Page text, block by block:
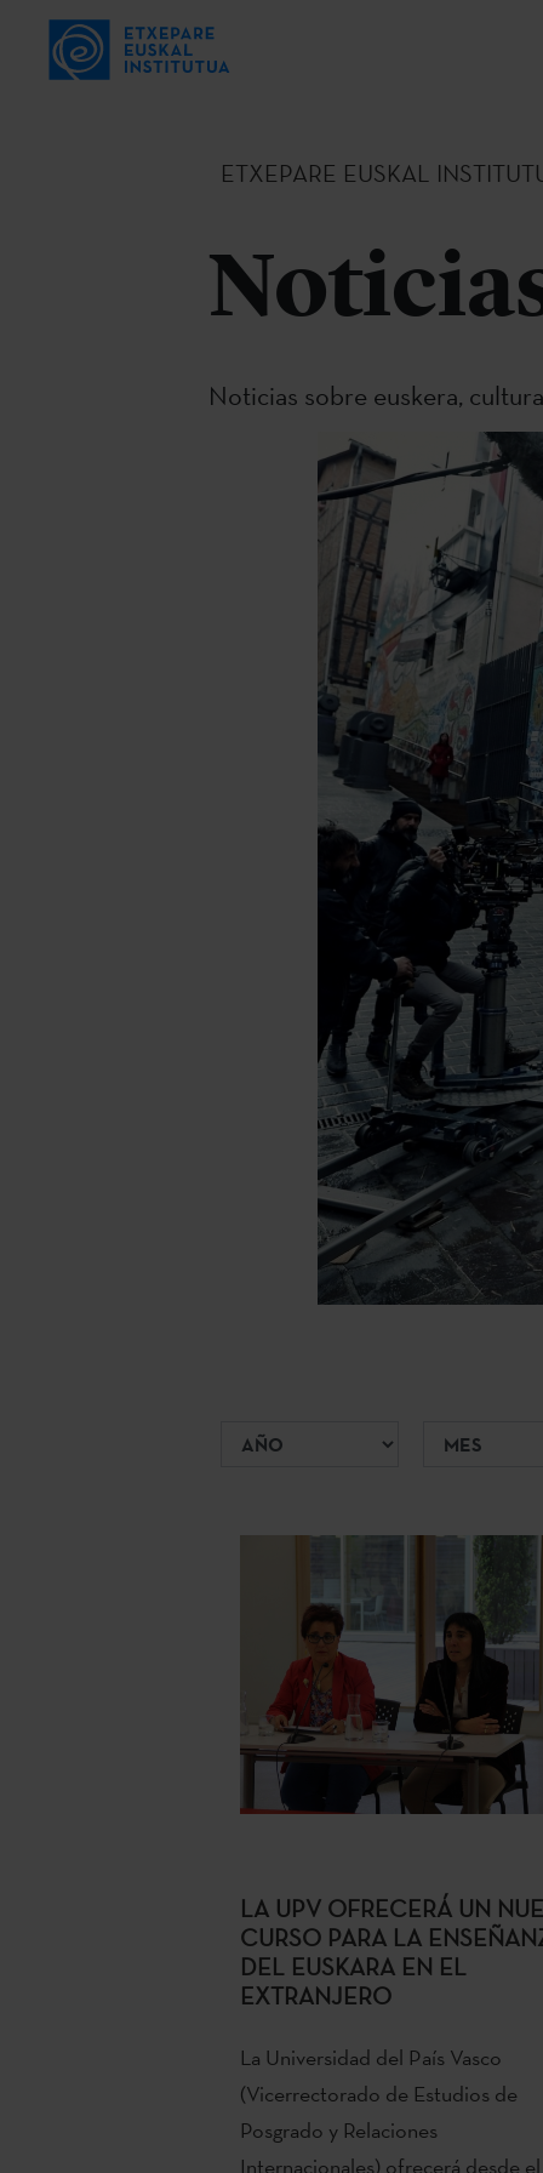
ETXEPARE EUSKAL
Noticias sobre euskera,
Año Mes
LA UPV OFRECERÁ UN
CURSO PARA LA
DEL EUSKARA EN EL
EXTRANJERO
La Universidad del País Vasco
(Vicerrectorado de Estudios de
Posgrado y Relaciones
Internacionales) ofrecerá desde el